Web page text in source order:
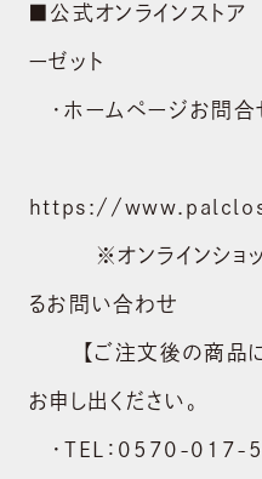
■公式オンラインスト
ーゼット
・ホームページお問合
https://
※オンラインショッ
るお問い合わせ
【ご注文後の商品に
お申し出ください。
・TEL：0570-